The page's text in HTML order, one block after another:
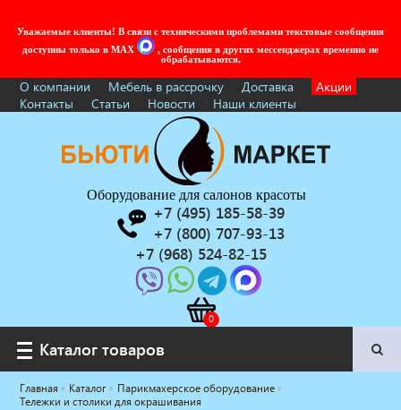
Уважаемые клиенты! В связи с техническими проблемами текстовые сообщения
доступны только в MAX
, сообщения в других мессенджерах временно не
обрабатываются.
О компании Мебель в рассрочку Доставка
Акции
Контакты
Статьи Новости Наши клиенты
Оборудование для салонов красоты
+7 (495) 185-58-39
+7 (800) 707-93-13
+7 (968) 524-82-15
Каталог товаров
Каталог товаров
Услуги под ключ
Главная Каталог
Парикмахерское оборудование
Тележки и столики для окрашивания